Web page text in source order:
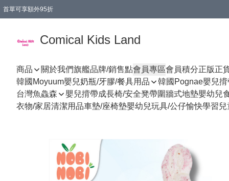
首單可享額外95折
Comical Kids Land
商品 關於我們旗艦品牌/銷售點會員專區會員積分正版正
韓國Moyuum嬰兒奶瓶/牙膠/餐具用品
韓國Pognae嬰兒揹
台灣魚鱻森
嬰兒揹帶成長椅/安全凳帶圍牆式地墊嬰幼兒
衣物/家居清潔用品車墊/座椅墊嬰幼兒玩具/公仔愉快學習